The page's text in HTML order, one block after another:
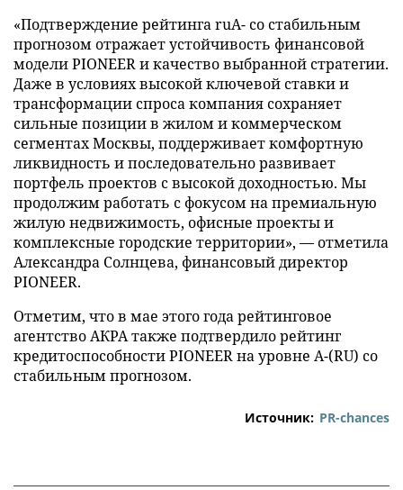
«Подтверждение рейтинга ruA- со стабильным
прогнозом отражает устойчивость финансовой
модели PIONEER и качество выбранной стратегии.
Даже в условиях высокой ключевой ставки и
трансформации спроса компания сохраняет
сильные позиции в жилом и коммерческом
сегментах Москвы, поддерживает комфортную
ликвидность и последовательно развивает
портфель проектов с высокой доходностью. Мы
продолжим работать с фокусом на премиальную
жилую недвижимость, офисные проекты и
комплексные городские территории», — отметила
Александра Солнцева, финансовый директор
PIONEER.
Отметим, что в мае этого года рейтинговое
агентство АКРА также подтвердило рейтинг
кредитоспособности PIONEER на уровне A-(RU) со
стабильным прогнозом.
Источник: PR-chances